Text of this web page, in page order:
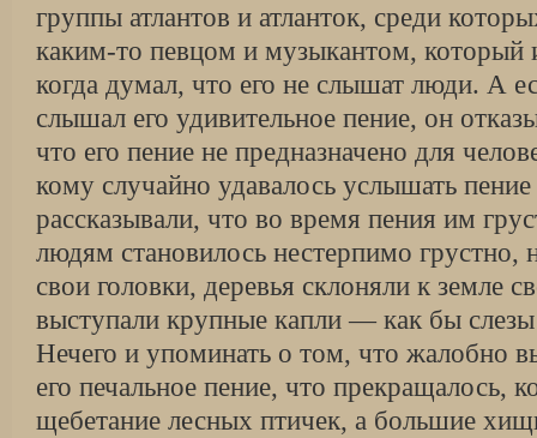
группы атлантов и атланток, среди
каким-то певцом и музыкантом, который
когда думал, что его не слышат люди. А
слышал его удивительное пение, он
что его пение не предназначено для
кому случайно удавалось услышать
рассказывали, что во время пения им
людям становилось нестерпимо грустно,
свои головки, деревья склоняли к земле
выступали крупные капли — как бы
Нечего и упоминать о том, что жалобно
его печальное пение, что прекращалось,
щебетание лесных птичек, а большие